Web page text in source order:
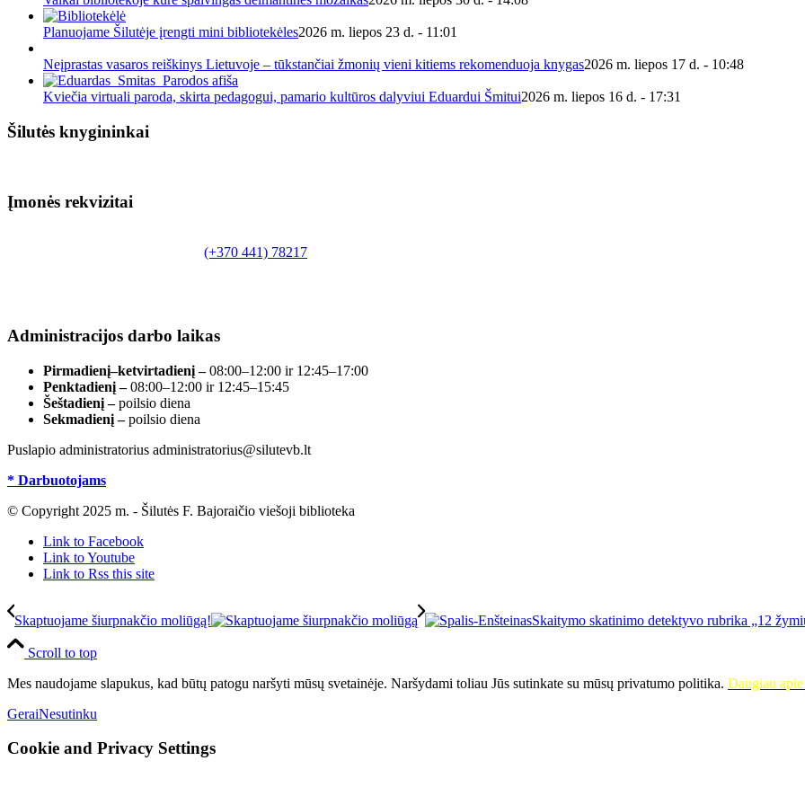
Planuojame Šilutėje įrengti mini bibliotekėles2026 m. liepos 23 d. - 11:01
Neįprastas vasaros reiškinys Lietuvoje – tūkstančiai žmonių vieni kitiems rekomenduoja knygas2026 m. liepos 17 d. - 10:48
Kviečia virtuali paroda, skirta pedagogui, pamario kultūros dalyviui Eduardui Šmitui2026 m. liepos 16 d. - 17:31
Šilutės knygininkai
Įmonės rekvizitai
(+370 441) 78217
Administracijos darbo laikas
Pirmadienį–ketvirtadienį –08:00–12:00 ir 12:45–17:00
Penktadienį –08:00–12:00 ir 12:45–15:45
Šeštadienį –poilsio diena
Sekmadienį –poilsio diena
Puslapio administratorius administratorius@silutevb.lt
* Darbuotojams
© Copyright 2025 m. - Šilutės F. Bajoraičio viešoji biblioteka
Link to Facebook
Link to Youtube
Link to Rss this site
Skaptuojame šiurpnakčio moliūgą! Skaitymo skatinimo detektyvo rubrika „12
Scroll to top
Mes naudojame slapukus, kad būtų patogu naršyti mūsų svetainėje. Naršydami toliau Jūs sutinkate su mūsų privatumo politika. Daugiau
GeraiNesutinku
Cookie and Privacy Settings